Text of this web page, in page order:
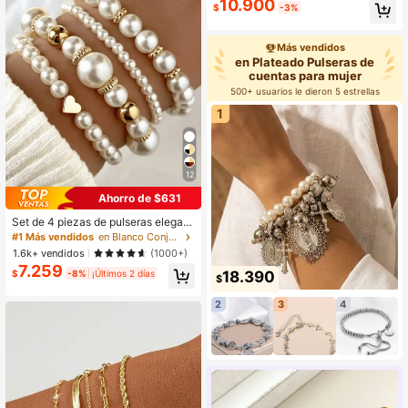
12
Ahorro de $631
Set de 4 piezas de pulseras elegant
es y vintage con cuentas de perlas
falsas de ABS
#1 Más vendidos
en Blanco Conjuntos de pulseras para mujer
1.6k+ vendidos
(1000+)
$7.259 -8% ¡Últimos 2 días
$10.900 -3%
Más vendidos
en Plateado Pulseras de
cuentas para mujer
500+ usuarios le dieron 5 estrellas
1
$18.390
2 3 4